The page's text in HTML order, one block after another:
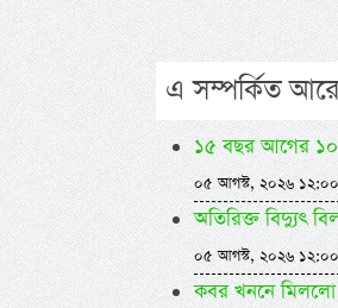
এ সম্পর্কিত
১৫ বছর আগের ১০০
০৫ আগস্ট, ২০২৬
অতিরিক্ত বিদ্যুৎ
০৫ আগস্ট, ২০২৬
কবর খননে